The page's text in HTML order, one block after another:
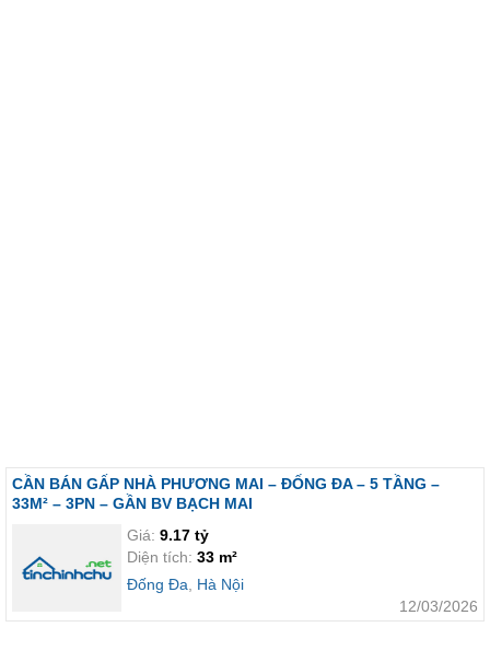
CẦN BÁN GẤP NHÀ PHƯƠNG MAI – ĐỐNG ĐA – 5 TẦNG –
33M² – 3PN – GẦN BV BẠCH MAI
Giá: 9.17 tỷ
Diện tích: 33 m²
Đống Đa
Hà Nội
12/03/2026